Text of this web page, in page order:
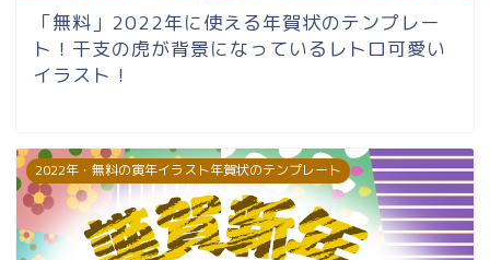
「無料」2022年に使える年賀状のテンプレー
ト！干支の虎が背景になっているレトロ可愛い
イラスト！
2022年・無料の寅年イラスト年賀状のテンプレート